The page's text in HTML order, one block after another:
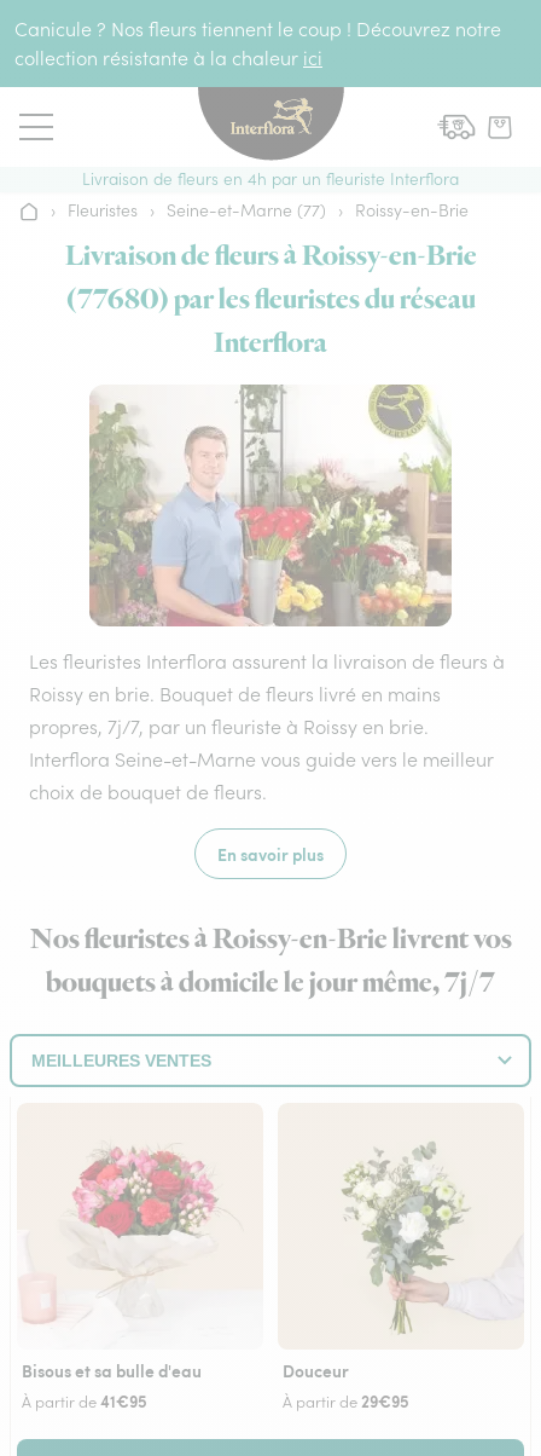
Canicule ? Nos fleurs tiennent le coup ! Découvrez notre
collection résistante à la chaleur ici
Livraison de fleurs en 4h par un fleuriste Interflora
Accueil
› Fleuristes › Seine-et-Marne (77) › Roissy-en-Brie
Livraison de fleurs à Roissy-en-Brie
(77680) par les fleuristes du réseau
Interflora
Les fleuristes Interflora assurent la livraison de fleurs à
Roissy en brie. Bouquet de fleurs livré en mains
propres, 7j/7, par un fleuriste à Roissy en brie.
Interflora Seine-et-Marne vous guide vers le meilleur
choix de bouquet de fleurs.
En savoir plus
Nos fleuristes à Roissy-en-Brie livrent vos
bouquets à domicile le jour même, 7j/7
Bisous et sa bulle d'eau
À partir de41€95
Douceur
À partir de29€95